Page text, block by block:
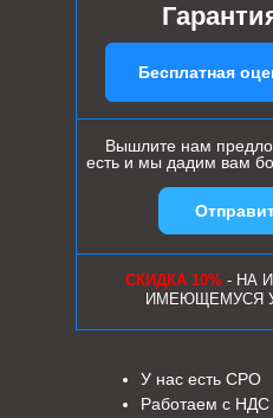
Бесплатная
Вышлите нам
есть и мы дадим вам
СКИДКА 10%- НА
ИМЕЮЩЕМУСЯ
У нас есть СРО
Работаем с НДС